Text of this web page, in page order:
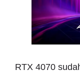
RTX 4070